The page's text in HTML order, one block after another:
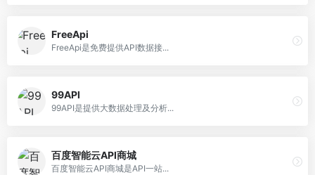
FreeApi
FreeApi是免费提供API数据接...
99API
99API是提供大数据处理及分析...
百度智能云API商城
百度智能云API商城是API一站...